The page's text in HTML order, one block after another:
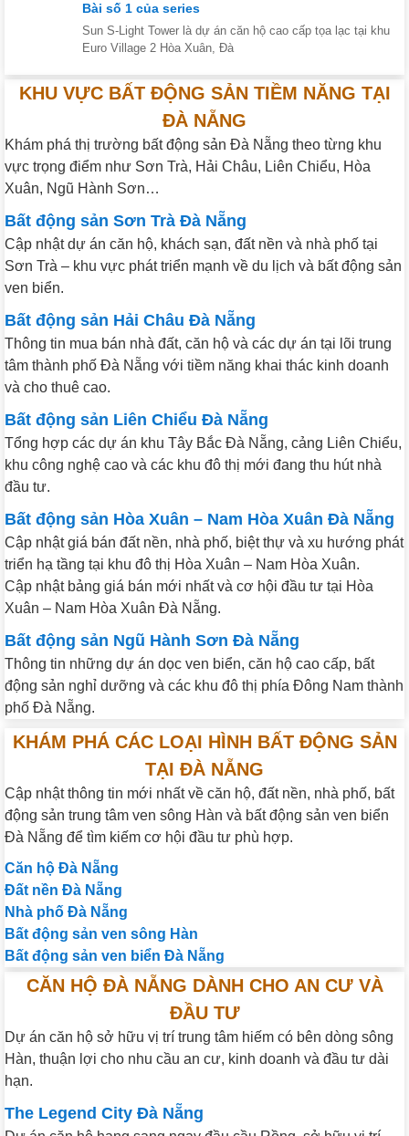
Bài số 1 của series
Sun S-Light Tower là dự án căn hộ cao cấp tọa lạc tại khu
Euro Village 2 Hòa Xuân, Đà
KHU VỰC BẤT ĐỘNG SẢN TIỀM NĂNG TẠI
ĐÀ NẴNG
Khám phá thị trường bất động sản Đà Nẵng theo từng khu
vực trọng điểm như Sơn Trà, Hải Châu, Liên Chiểu, Hòa
Xuân, Ngũ Hành Sơn…
Bất động sản Sơn Trà Đà Nẵng
Cập nhật dự án căn hộ, khách sạn, đất nền và nhà phố tại
Sơn Trà – khu vực phát triển mạnh về du lịch và bất động sản
ven biển.
Bất động sản Hải Châu Đà Nẵng
Thông tin mua bán nhà đất, căn hộ và các dự án tại lõi trung
tâm thành phố Đà Nẵng với tiềm năng khai thác kinh doanh
và cho thuê cao.
Bất động sản Liên Chiểu Đà Nẵng
Tổng hợp các dự án khu Tây Bắc Đà Nẵng, cảng Liên Chiểu,
khu công nghệ cao và các khu đô thị mới đang thu hút nhà
đầu tư.
Bất động sản Hòa Xuân – Nam Hòa Xuân Đà Nẵng
Cập nhật giá bán đất nền, nhà phố, biệt thự và xu hướng phát
triển hạ tầng tại khu đô thị Hòa Xuân – Nam Hòa Xuân.
Cập nhật bảng giá bán mới nhất và cơ hội đầu tư tại Hòa
Xuân – Nam Hòa Xuân Đà Nẵng.
Bất động sản Ngũ Hành Sơn Đà Nẵng
Thông tin những dự án dọc ven biển, căn hộ cao cấp, bất
động sản nghỉ dưỡng và các khu đô thị phía Đông Nam thành
phố Đà Nẵng.
KHÁM PHÁ CÁC LOẠI HÌNH BẤT ĐỘNG SẢN
TẠI ĐÀ NẴNG
Cập nhật thông tin mới nhất về căn hộ, đất nền, nhà phố, bất
động sản trung tâm ven sông Hàn và bất động sản ven biển
Đà Nẵng để tìm kiếm cơ hội đầu tư phù hợp.
Căn hộ Đà Nẵng
Đất nền Đà Nẵng
Nhà phố Đà Nẵng
Bất động sản ven sông Hàn
Bất động sản ven biển Đà Nẵng
CĂN HỘ ĐÀ NẴNG DÀNH CHO AN CƯ VÀ
ĐẦU TƯ
Dự án căn hộ sở hữu vị trí trung tâm hiếm có bên dòng sông
Hàn, thuận lợi cho nhu cầu an cư, kinh doanh và đầu tư dài
hạn.
The Legend City Đà Nẵng